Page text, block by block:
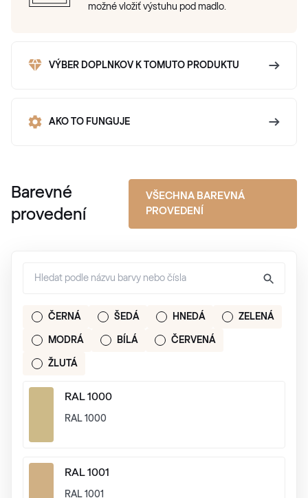
možné vložiť výstuhu pod madlo.
VÝBER DOPLNKOV K TOMUTO PRODUKTU
AKO TO FUNGUJE
Barevné
provedení
VŠECHNA BAREVNÁ
PROVEDENÍ
ČERNÁ ŠEDÁ HNEDÁ ZELENÁ
MODRÁ BÍLÁ ČERVENÁ
ŽLUTÁ
RAL 1000
RAL 1000
RAL 1001
RAL 1001